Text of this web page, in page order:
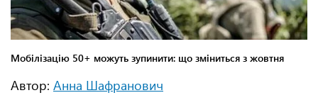
Автор: Анна Шафранович